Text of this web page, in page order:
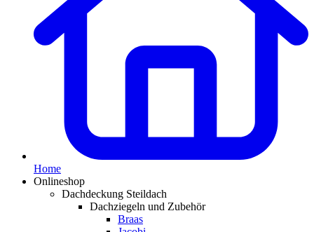
Home
Onlineshop
Dachdeckung Steildach
Dachziegeln und Zubehör
Braas